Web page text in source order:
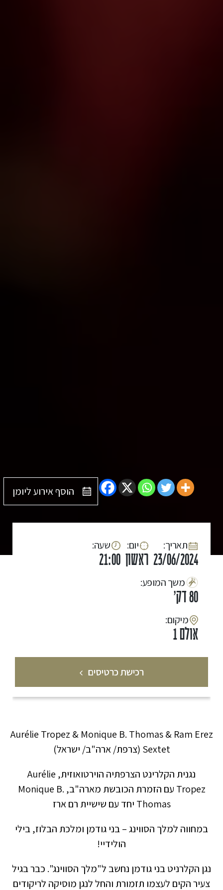
הוסף אירוע ליומן
:תאריך
23/06/2024
:יום
ראשון
:שעה
21:00
:משך המופע
80 דק'
:מיקום
אולם 1
רכישת כרטיסים
Aurélie Tropez & Monique B. Thomas & Ram Erez
Sextet (צרפת/ ארה"ב/ ישראל)
נגנית הקלרינט הצרפתיה הוירטואוזית , Aurélie
Tropez עם הזמרת הכובשת מארה"ב , Monique B.
Thomas יחד עם שישיית רם ארז
במחווה למלך הסווינג – בני גודמן ומלכת הבלוז, בילי
הולידיי!
נגן הקלרניט בני גודמן נחשב ל"מלך הסווינג". כבר בגיל
צעיר הקים לעצמו תזמורת והחל לנגן מוסיקה לריקודים